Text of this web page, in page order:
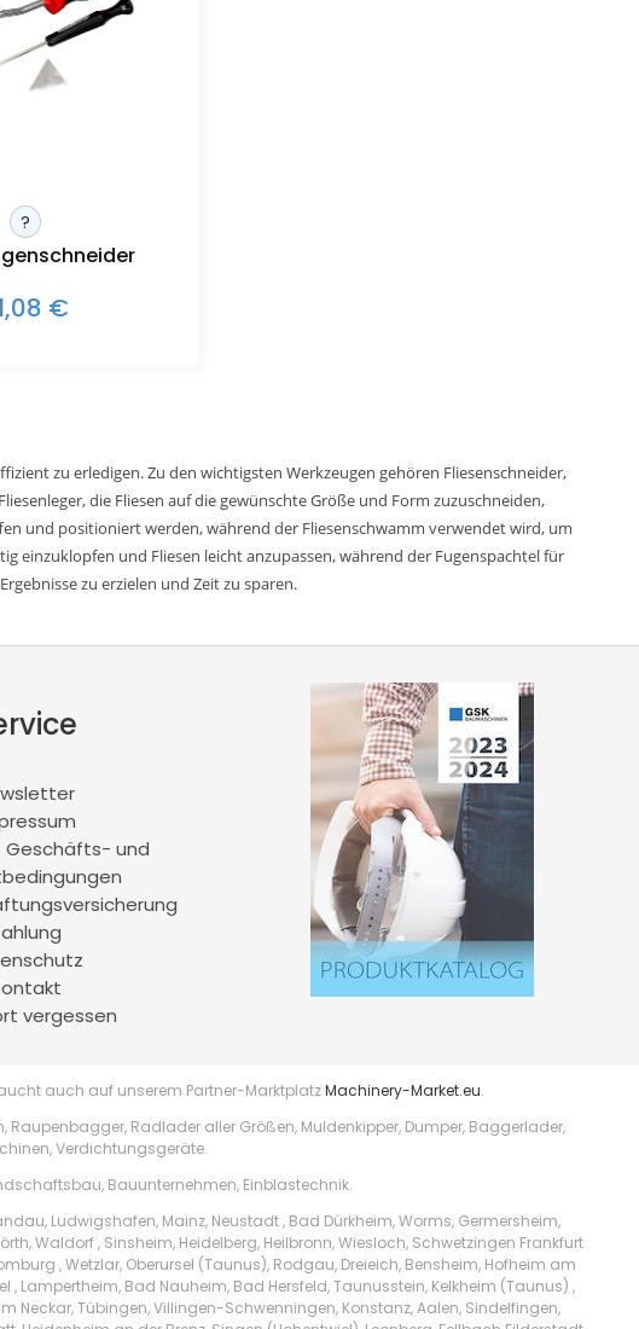
?
€
zu erledigen. Zu den wichtigsten Werkzeugen gehören Fliesenschneider,
die Fliesen auf die gewünschte Größe und Form zuzuschneiden,
und positioniert werden, während der Fliesenschwamm verwendet wird, um
einzuklopfen und Fliesen leicht anzupassen, während der Fugenspachtel für
zu erzielen und Zeit zu sparen.
Geschäfts- und
vergessen
auch auf unserem Partner-MarktplatzMachinery-Market.eu.
Radlader aller Größen, Muldenkipper, Dumper, Baggerlader,
Verdichtungsgeräte.
Bauunternehmen, Einblastechnik.
Ludwigshafen, Mainz, Neustadt , Bad Dürkheim, Worms, Germersheim,
Waldorf , Sinsheim, Heidelberg, Heilbronn, Wiesloch, Schwetzingen Frankfurt
, Wetzlar, Oberursel (Taunus), Rodgau, Dreieich, Bensheim, Hofheim am
Lampertheim, Bad Nauheim, Bad Hersfeld, Taunusstein, Kelkheim (Taunus) ,
Neckar, Tübingen, Villingen-Schwenningen, Konstanz, Aalen, Sindelfingen,